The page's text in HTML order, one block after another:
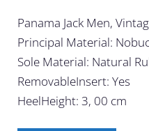
Panama Jack Men,
Principal Material:
Sole Material: Natural
RemovableInsert: Yes
HeelHeight: 3, 00 cm